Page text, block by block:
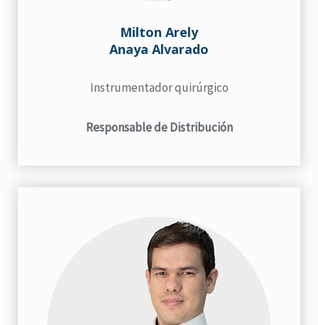
Milton Arely
Anaya Alvarado
Instrumentador quirúrgico
Responsable de Distribución